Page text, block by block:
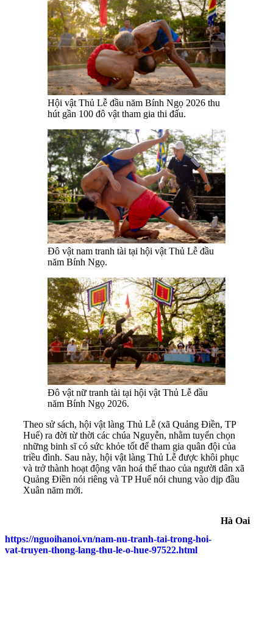
Hội vật Thủ Lễ đầu năm Bính Ngọ 2026 thu
hút gần 100 đô vật tham gia thi đấu.
Đô vật nam tranh tài tại hội vật Thủ Lễ đầu
năm Bính Ngọ.
Đô vật nữ tranh tài tại hội vật Thủ Lễ đầu
năm Bính Ngọ 2026.
Theo sử sách, hội vật làng Thủ Lễ (xã Quảng Điền, TP
Huế) ra đời từ thời các chúa Nguyễn, nhằm tuyển chọn
những binh sĩ có sức khỏe tốt để tham gia quân đội của
triều đình. Sau này, hội vật làng Thủ Lễ được khôi phục
và trở thành hoạt động văn hoá thể thao của người dân xã
Quảng Điền nói riêng và TP Huế nói chung vào dịp đầu
Xuân năm mới.
Hà Oai
https://nguoihanoi.vn/nam-nu-tranh-tai-trong-hoi-
vat-truyen-thong-lang-thu-le-o-hue-97522.html